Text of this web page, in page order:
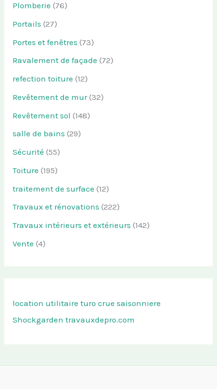
Plomberie (76)
Portails (27)
Portes et fenêtres (73)
Ravalement de façade (72)
refection toiture (12)
Revêtement de mur(32)
Revêtement sol (148)
salle de bains (29)
Sécurité (55)
Toiture (195)
traitement de surface (12)
Travaux et rénovations (222)
Travaux intérieurs et extérieurs (142)
Vente (4)
location utilitaire turo crue saisonniere
Shockgarden travauxdepro.com